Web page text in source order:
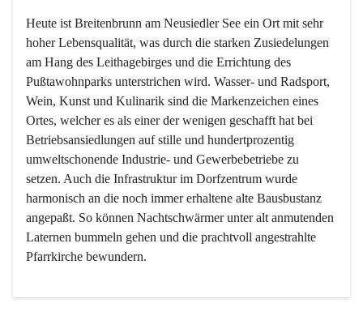
Heute ist Breitenbrunn am Neusiedler See ein Ort mit sehr
hoher Lebensqualität, was durch die starken Zusiedelungen
am Hang des Leithagebirges und die Errichtung des
Pußtawohnparks unterstrichen wird. Wasser- und Radsport,
Wein, Kunst und Kulinarik sind die Markenzeichen eines
Ortes, welcher es als einer der wenigen geschafft hat bei
Betriebsansiedlungen auf stille und hundertprozentig
umweltschonende Industrie- und Gewerbebetriebe zu
setzen. Auch die Infrastruktur im Dorfzentrum wurde
harmonisch an die noch immer erhaltene alte Bausbustanz
angepaßt. So können Nachtschwärmer unter alt anmutenden
Laternen bummeln gehen und die prachtvoll angestrahlte
Pfarrkirche bewundern.
Der Weinbau dominert heute nicht mehr, ist aber integrativer